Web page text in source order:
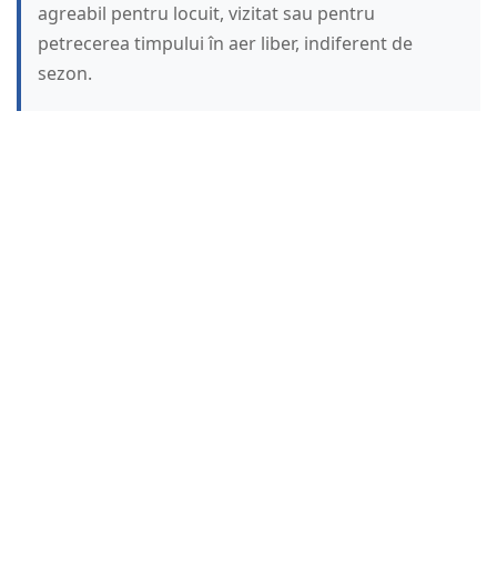
agreabil pentru locuit, vizitat sau pentru
petrecerea timpului în aer liber, indiferent de
sezon.